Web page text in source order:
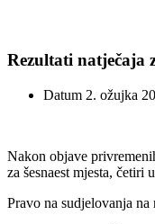
Rezultati natječaja
Datum 2. ožujka
Nakon objave
za šesnaest mjesta,
Pravo na sudjelovanja